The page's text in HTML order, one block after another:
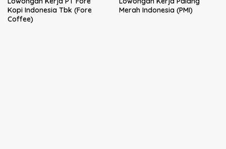
Kopi Indonesia Tbk (Fore
Coffee)
Merah Indonesia (PMI)